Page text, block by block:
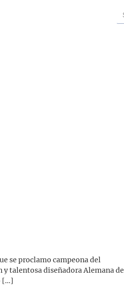
se proclamo campeona del
talentosa diseñadora Alemana de
[…]